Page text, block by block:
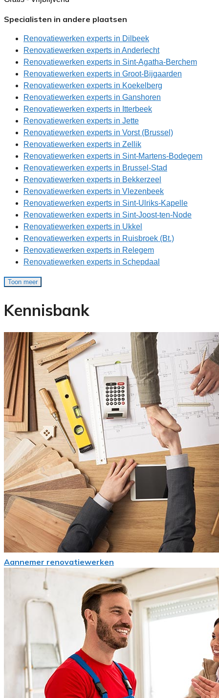
Specialisten in andere plaatsen
Renovatiewerken experts in Dilbeek
Renovatiewerken experts in Anderlecht
Renovatiewerken experts in Sint-Agatha-Berchem
Renovatiewerken experts in Groot-Bijgaarden
Renovatiewerken experts in Koekelberg
Renovatiewerken experts in Ganshoren
Renovatiewerken experts in Itterbeek
Renovatiewerken experts in Jette
Renovatiewerken experts in Vorst (Brussel)
Renovatiewerken experts in Zellik
Renovatiewerken experts in Sint-Martens-Bodegem
Renovatiewerken experts in Brussel-Stad
Renovatiewerken experts in Bekkerzeel
Renovatiewerken experts in Vlezenbeek
Renovatiewerken experts in Sint-Ulriks-Kapelle
Renovatiewerken experts in Sint-Joost-ten-Node
Renovatiewerken experts in Ukkel
Renovatiewerken experts in Ruisbroek (Bt.)
Renovatiewerken experts in Relegem
Renovatiewerken experts in Schepdaal
Toon meer
Kennisbank
Aannemer renovatiewerken